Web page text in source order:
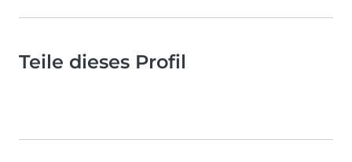
Teile dieses Profil